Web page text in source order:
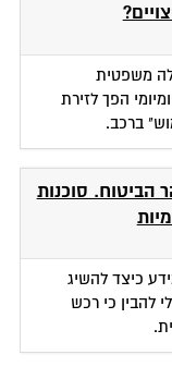
משפטית
הפך לזירת
ברכב.
הביטוח. סוכנות
כיצד להשיג
להבין כי רכש